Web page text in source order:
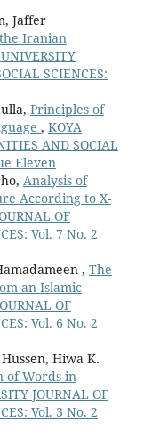
Jaffer
Iranian
SCIENCES:
Principles of
, KOYA
AND SOCIAL
Eleven
Analysis of
According to X-
OF
Vol. 7 No. 2
, The
an Islamic
OF
Vol. 6 No. 2
Hiwa K.
of Words in
JOURNAL OF
Vol. 3 No. 2